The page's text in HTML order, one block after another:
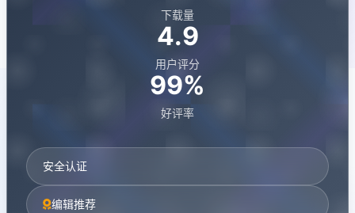
下载量
4.9
用户评分
99%
好评率
安全认证
编辑推荐